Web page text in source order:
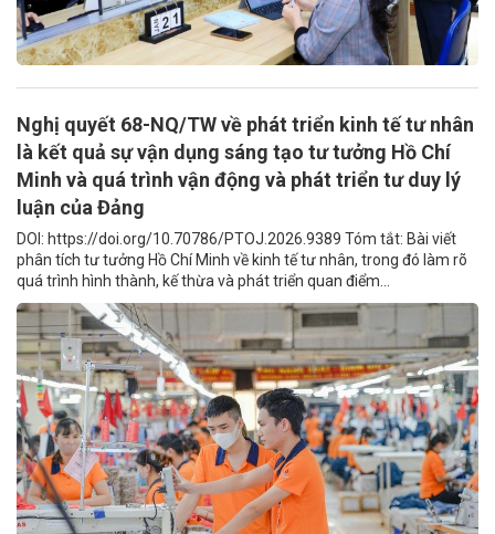
Nghị quyết 68-NQ/TW về phát triển kinh tế tư nhân
là kết quả sự vận dụng sáng tạo tư tưởng Hồ Chí
Minh và quá trình vận động và phát triển tư duy lý
luận của Đảng
DOI: https://doi.org/10.70786/PTOJ.2026.9389 Tóm tắt: Bài viết
phân tích tư tưởng Hồ Chí Minh về kinh tế tư nhân, trong đó làm rõ
quá trình hình thành, kế thừa và phát triển quan điểm...